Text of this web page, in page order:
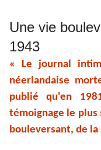
Une vie
1943
« Le journal
néerlandaise
publié qu'en
témoignage le plus
bouleversant, de